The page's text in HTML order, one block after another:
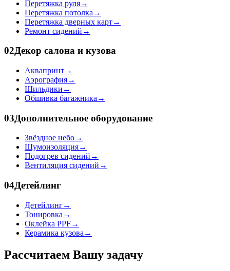
Перетяжка руля→
Перетяжка потолка →
Перетяжка дверных карт→
Ремонт сидений →
02Декор салона и кузова
Аквапринт→
Аэрография→
Шильдики →
Обшивка багажника →
03Дополнительное оборудование
Звёздное небо→
Шумоизоляция→
Подогрев сидений →
Вентиляция сидений →
04Детейлинг
Детейлинг→
Тонировка →
Оклейка PPF→
Керамика кузова →
Рассчитаем Вашу задачу